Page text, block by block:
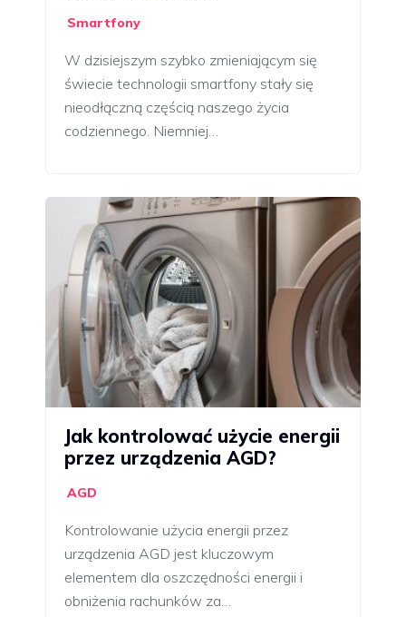
Smartfony
W dzisiejszym szybko zmieniającym się
świecie technologii smartfony stały się
nieodłączną częścią naszego życia
codziennego. Niemniej…
Jak kontrolować użycie energii
przez urządzenia AGD?
AGD
Kontrolowanie użycia energii przez
urządzenia AGD jest kluczowym
elementem dla oszczędności energii i
obniżenia rachunków za…